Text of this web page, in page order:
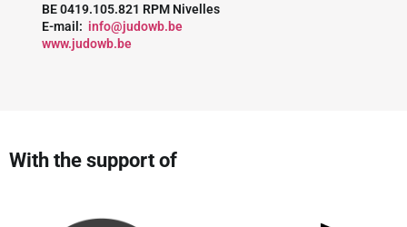
BE 0419.105.821 RPM Nivelles
E-mail: info@judowb.be
www.judowb.be
With the support of